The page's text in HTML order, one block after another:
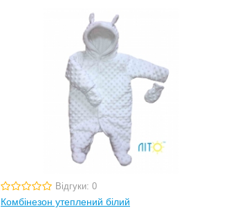
Відгуки: 0
Комбінезон утеплений білий